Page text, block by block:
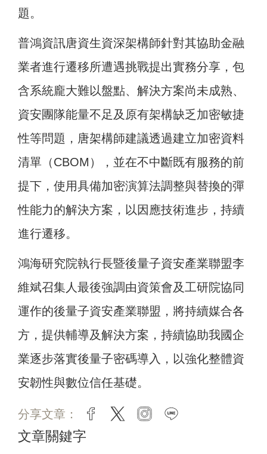
題。
普鴻資訊唐資生資深架構師針對其協助金融
業者進行遷移所遭遇挑戰提出實務分享，包
含系統龐大難以盤點、解決方案尚未成熟、
資安團隊能量不足及原有架構缺乏加密敏捷
性等問題，唐架構師建議透過建立加密資料
清單（CBOM），並在不中斷既有服務的前
提下，使用具備加密演算法調整與替換的彈
性能力的解決方案，以因應技術進步，持續
進行遷移。
鴻海研究院執行長暨後量子資安產業聯盟李
維斌召集人最後強調由資策會及工研院協同
運作的後量子資安產業聯盟，將持續媒合各
方，提供輔導及解決方案，持續協助我國企
業逐步落實後量子密碼導入，以強化整體資
安韌性與數位信任基礎。
分享文章： facebook
twitter instagram
文章關鍵字